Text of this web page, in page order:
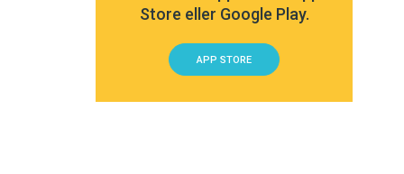
Store eller Google Play.
APP STORE